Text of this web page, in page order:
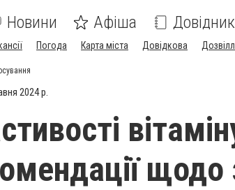
Новини Афіша Довідник
Погода Карта міста Довідкова
2024 р.
щодо